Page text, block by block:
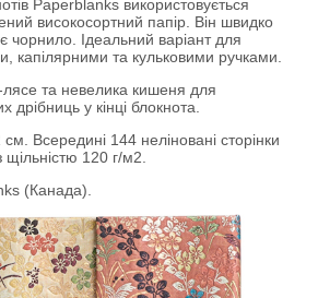
Paperblanks використовується
високосортний папір. Він швидко
чорнило. Ідеальний варіант для
капілярними та кульковими ручками.
та невелика кишеня для
у кінці блокнота.
Всередині 144 неліновані сторінки
120 г/м2.
(Канада).